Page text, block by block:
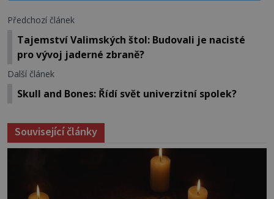
Předchozí článek
Tajemství Valimských štol: Budovali je nacisté
pro vývoj jaderné zbraně?
Další článek
Skull and Bones: Řídí svět univerzitní spolek?
Související články